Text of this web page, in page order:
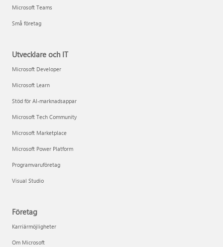
Microsoft Teams
Små företag
Utvecklare och IT
Microsoft Developer
Microsoft Learn
Stöd för AI-marknadsappar
Microsoft Tech Community
Microsoft Marketplace
Microsoft Power Platform
Programvaruföretag
Visual Studio
Företag
Karriärmöjligheter
Om Microsoft